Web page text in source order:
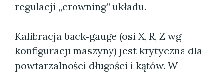
regulacji „crowning” układu.
Kalibracja back‑gauge (osi X, R, Z wg
konfiguracji maszyny) jest krytyczna dla
powtarzalności długości i kątów. W